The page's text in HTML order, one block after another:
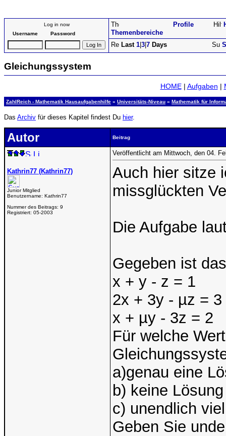
Log in now
Username
Password Themenbereiche
Profile
Last 1 3 7 Days
Gleichungssystem
HOME| Aufgaben |
ZahlReich - Mathematik Hausaufgabenhilfe » Universitäts-Niveau » Mathematik für
Das Archiv für dieses Kapitel findest Du hier.
Autor Beitrag
Kathrin77 (Kathrin77)
Junior Mitglied
Benutzername: Kathrin77
Nummer des Beitrags: 9
Registriert: 05-2003
Veröffentlicht am Mittwoch, den 04.
Auch hier sitze
missglückten
Die Aufgabe
Gegeben ist
x + y - z = 1
2x + 3y - µz = 3
x + µy - 3z = 2
Für welche
a)genau eine
b) keine Lösung
c) unendlich
Geben Sie